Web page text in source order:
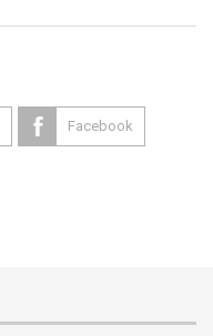
Facebook